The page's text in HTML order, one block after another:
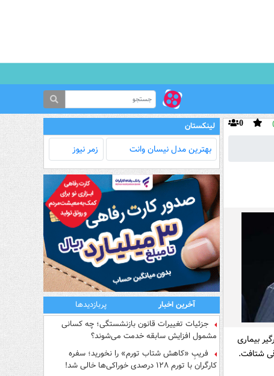
0
بیماری
شتافت.
لینکستان
بهترین مدل‌ نیسان وانت زمر نیوز
آخرین اخبار
پربازدیدها
جزئیات تغییرات قانون بازنشستگی؛ چه کسانی
مشمول افزایش سابقه خدمت می‌شوند؟
فریبِ «کاهش شتاب تورم» را نخورید؛ سفره
کارگران با تورم ۱۲۸ درصدی خوراکی‌ها خالی شد!